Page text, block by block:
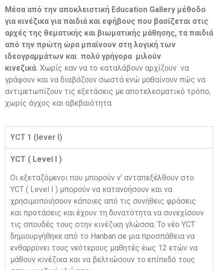
Μέσα από την αποκλειστική Education Gallery μέθοδο
για κινέζικα για παιδιά και εφήβους που βασίζεται στις
αρχές της θεματικής και βιωματικής μάθησης, τα παιδιά
από την πρώτη ώρα μπαίνουν στη λογική των
ιδεογραμμάτων και πολύ γρήγορα μιλούν
κινεζικά. Χωρίς καν να το καταλάβουν αρχίζουν να
γράφουν και να διαβάζουν σωστά ενώ μαθαίνουν πώς να
αντιμετωπίζουν τις εξετάσεις με αποτελεσματικό τρόπο,
χωρίς άγχος και αβεβαιότητα.
YCT 1 (lever I)
YCT ( Level I )
Οι εξεταζόμενοι που μπορούν ν’ ανταπεξέλθουν στο
YCT ( Level I ) μπορούν να κατανοήσουν και να
χρησιμοποιήσουν κάποιες από τις συνήθεις φράσεις
και προτάσεις και έχουν τη δυνατότητα να συνεχίσουν
τις σπουδές τους στην κινέζικη γλώσσα. Το νέο YCT
δημιουργήθηκε από το Hanban σε μια προσπάθεια να
ενθαρρύνει τους νεότερους μαθητές έως 12 ετών να
μάθουν κινέζικα και να βελτιώσουν το επίπεδό τους